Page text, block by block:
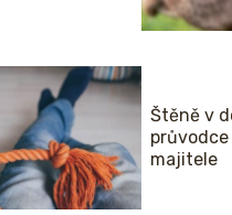
Štěně v
majitele